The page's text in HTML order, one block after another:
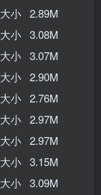
小 2.89M
小 3.08M
小 3.07M
小 2.90M
小 2.76M
小 2.97M
小 2.97M
小 3.15M
小 3.09M